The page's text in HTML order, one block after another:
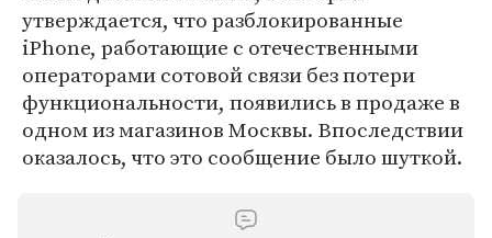
утверждается, что разблокированные
iPhone, работающие с отечественными
операторами сотовой связи без потери
функциональности, появились в продаже в
одном из магазинов Москвы. Впоследствии
оказалось, что это сообщение было шуткой.